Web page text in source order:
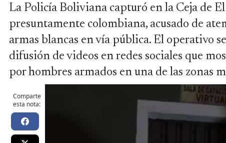
La Policía Boliviana capturó en la Ceja de
presuntamente colombiana, acusado de
armas blancas en vía pública. El operativo
difusión de videos en redes sociales que
por hombres armados en una de las zonas
Comparte
esta nota: